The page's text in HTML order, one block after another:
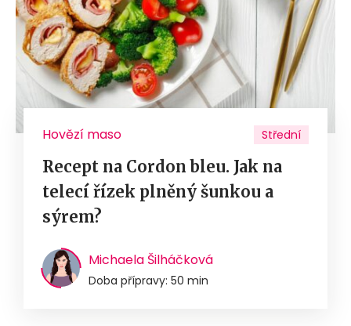
Hovězí maso Střední
Recept na Cordon bleu. Jak na
telecí řízek plněný šunkou a
sýrem?
Michaela Šilháčková
Doba přípravy: 50 min